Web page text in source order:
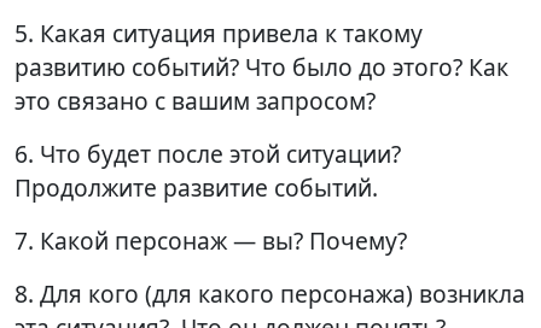
5. Какая ситуация привела к такому
развитию событий? Что было до этого? Как
это связано с вашим запросом?
6. Что будет после этой ситуации?
Продолжите развитие событий.
7. Какой персонаж — вы? Почему?
8. Для кого (для какого персонажа) возникла